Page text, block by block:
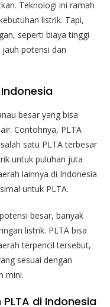
Teknologi ini ramah
listrik. Tapi,
seperti biaya tinggi
jauh potensi dan
besar yang bisa
Contohnya, PLTA
satu PLTA terbesar
untuk puluhan juta
lainnya di Indonesia
untuk PLTA.
besar, banyak
listrik. PLTA bisa
terpencil tersebut,
sesuai dengan
mini.
di Indonesia